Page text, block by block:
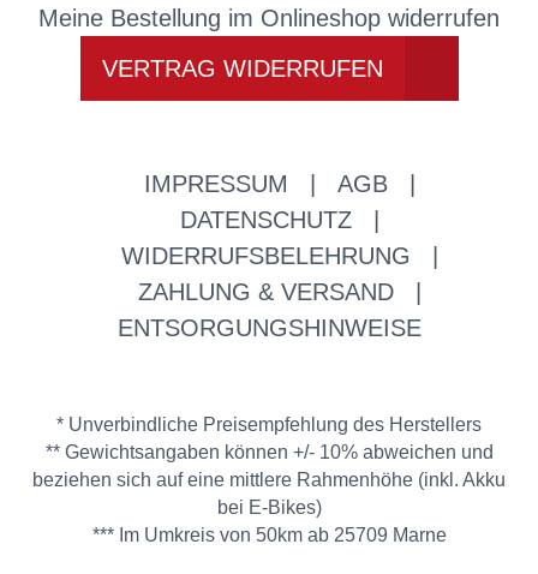
Meine Bestellung im Onlineshop widerrufen
VERTRAG WIDERRUFEN
IMPRESSUM AGB
DATENSCHUTZ
WIDERRUFSBELEHRUNG
ZAHLUNG & VERSAND
ENTSORGUNGSHINWEISE
* Unverbindliche Preisempfehlung des Herstellers
** Gewichtsangaben können +/- 10% abweichen und
beziehen sich auf eine mittlere Rahmenhöhe (inkl. Akku
bei E-Bikes)
*** Im Umkreis von 50km ab 25709 Marne